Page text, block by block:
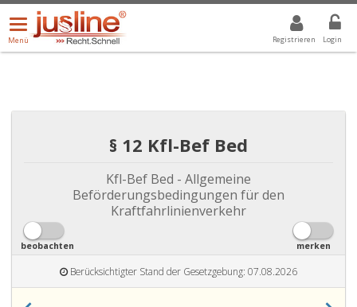
Registrieren Login
Menü
öffnen/schließen
Menü
ALLE DROPDOWN: GEWÄHLTER WERT IST ALLE
§ 12 Kfl-Bef Bed
Kfl-Bef Bed - Allgemeine
Beförderungsbedingungen für den
Kraftfahrlinienverkehr
beobachten merken
Berücksichtigter Stand der Gesetzgebung: 07.08.2026